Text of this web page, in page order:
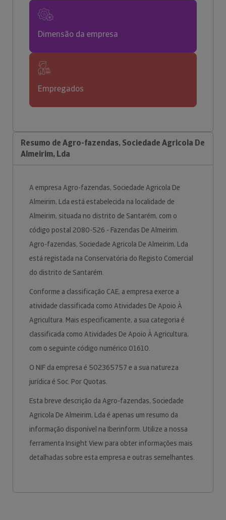
Dimensão da empresa
Empregados
Resumo de Agro-fazendas, Sociedade Agricola De
Almeirim, Lda
A empresa Agro-fazendas, Sociedade Agricola De
Almeirim, Lda está estabelecida na localidade de
Almeirim, situada no distrito de Santarém, com o
código postal 2080-526 - Fazendas De Almeirim.
Agro-fazendas, Sociedade Agricola De Almeirim, Lda
está registada na Conservatória do Registo Comercial
do distrito de Santarém.
Conforme a classificação CAE, a empresa exerce a
atividade classificada como Atividades De Apoio À
Agricultura. Mais especificamente, a sua categoria é
classificada como Atividades De Apoio À Agricultura,
com o seguinte código numérico 01610.
O NIF da empresa é 502365757 e a sua natureza
jurídica é Soc. Por Quotas.
Esta breve descrição da Agro-fazendas, Sociedade
Agricola De Almeirim, Lda é apenas um resumo da
informação disponível na Iberinform. Utilize a nossa
ferramenta Insight View para obter informações mais
detalhadas sobre esta empresa e outras semelhantes.